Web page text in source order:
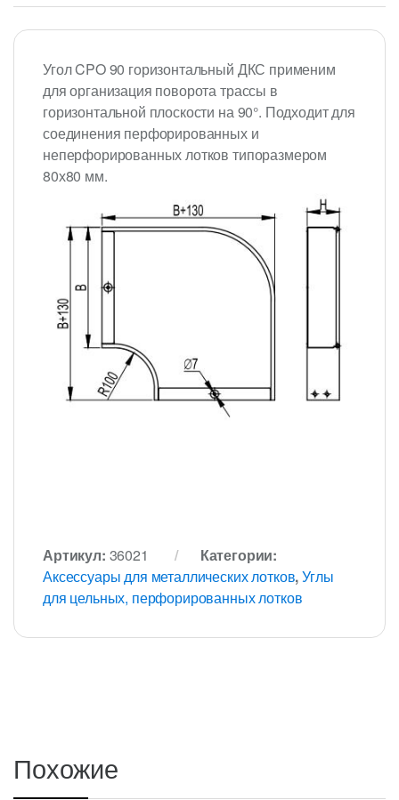
Угол CPO 90 горизонтальный ДКС применим
для организация поворота трассы в
горизонтальной плоскости на 90°. Подходит для
соединения перфорированных и
неперфорированных лотков типоразмером
80х80 мм.
Артикул: 36021
Категории:
Аксессуары для металлических лотков,Углы
для цельных, перфорированных лотков
Похожие